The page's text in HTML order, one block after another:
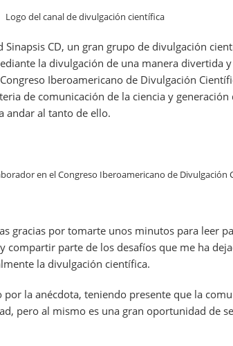
Logo del canal de divulgación científica
CD, un gran grupo de divulgación
la divulgación de una manera divertida
Iberoamericano de Divulgación
de comunicación de la ciencia y
andar al tanto de ello.
en el Congreso Iberoamericano de Divulgación
gracias por tomarte unos minutos para leer
compartir parte de los desafíos que me ha
la divulgación científica.
por la anécdota, teniendo presente que la
pero al mismo es una gran oportunidad de